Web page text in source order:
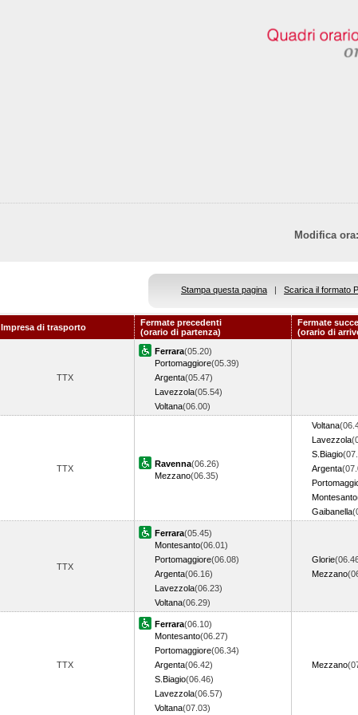
Modifica ora:
Stampa questa pagina | Scarica il formato
Impresa di trasporto
Fermate precedenti
(orario di partenza)
Fermate
(orario di
TTX
Ferrara(05.20)
Portomaggiore(05.39)
Argenta(05.47)
Lavezzola(05.54)
Voltana(06.00)
TTX Ravenna(06.26)
Mezzano(06.35)
Voltana
Lavezzola
S.Biagio
Argenta
Montesanto
Gaibanella
TTX
Ferrara(05.45)
Montesanto(06.01)
Portomaggiore(06.08)
Argenta(06.16)
Lavezzola(06.23)
Voltana(06.29)
Glorie
Mezzano
TTX
Ferrara(06.10)
Montesanto(06.27)
Portomaggiore(06.34)
Argenta(06.42)
S.Biagio(06.46)
Lavezzola(06.57)
Voltana(07.03)
Mezzano